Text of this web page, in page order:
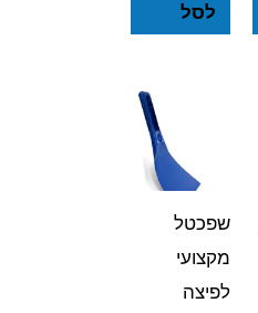
לסל
שפכטל
מקצועי
לפיצה